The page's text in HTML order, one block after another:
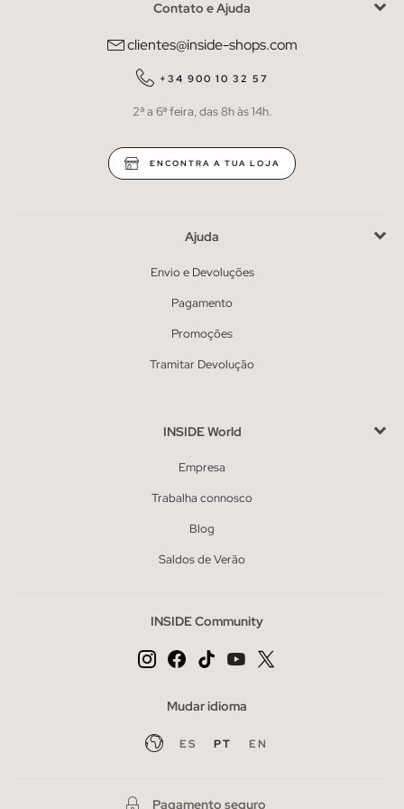
Contato e Ajuda
clientes@inside-shops.com
+34 900 10 32 57
2ª a 6ª feira, das 8h às 14h.
ENCONTRA A TUA LOJA
Ajuda
Envio e Devoluções
Pagamento
Promoções
Tramitar Devolução
INSIDE World
Empresa
Trabalha connosco
Blog
Saldos de Verão
INSIDE Community
Mudar idioma
ES PT EN
Pagamento seguro